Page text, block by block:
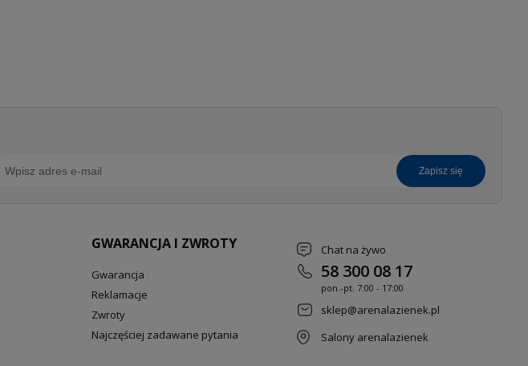
zapisz się
GWARANCJA I ZWROTY
Gwarancja
Reklamacje
Zwroty
Najczęściej zadawane pytania
Chat na żywo
58 300 08 17
pon.-pt. 7:00 - 17:00
sklep@arenalazienek.pl
Salony arenalazienek